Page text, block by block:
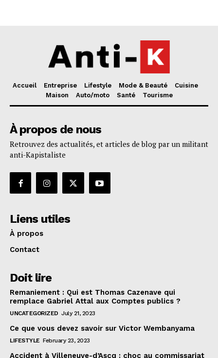
Accueil Entreprise Lifestyle Mode & Beauté
Cuisine
Maison
Auto/moto Santé Tourisme
À propos de nous
Retrouvez des actualités, et articles de blog par un militant
anti-Kapistaliste
Liens utiles
À propos
Contact
Doit lire
Remaniement : Qui est Thomas Cazenave qui
remplace Gabriel Attal aux Comptes publics ?
UNCATEGORIZED July 21, 2023
Ce que vous devez savoir sur Victor Wembanyama
LIFESTYLE February 23, 2023
Accident à Villeneuve-d’Ascq : choc au commissariat